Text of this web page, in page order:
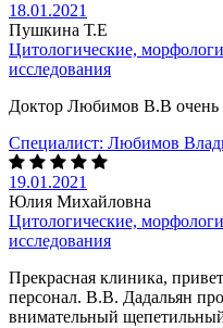
18.01.2021
Пушкина Т.Е
Цитологические,
исследования
Доктор Любимов В.В очень
Специалист: Любимов
19.01.2021
Юлия Михайловна
Цитологические,
исследования
Прекрасная клиника,
персонал. В.В. Дадальян
внимательный